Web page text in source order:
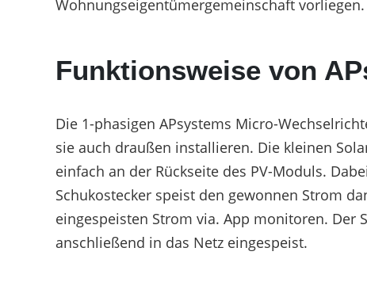
Wohnungseigentümergemeinschaft vorliegen.
Funktionsweise von
Die 1-phasigen APsystems Micro-
sie auch draußen installieren. Die kleinen
einfach an der Rückseite des PV-Moduls.
Schukostecker speist den gewonnen Strom
eingespeisten Strom via. App monitoren. Der
anschließend in das Netz eingespeist.